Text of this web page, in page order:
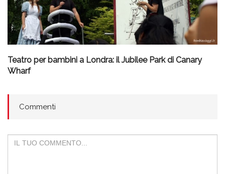
Teatro per bambini a Londra: il Jubilee Park di Canary
Wharf
Commenti